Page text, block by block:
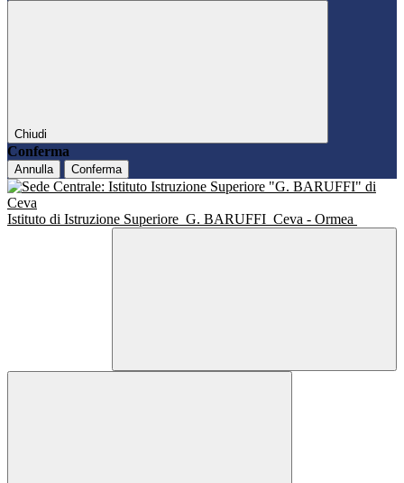
Chiudi
Conferma
Annulla Conferma
Istituto di Istruzione Superiore G. BARUFFI Ceva - Ormea